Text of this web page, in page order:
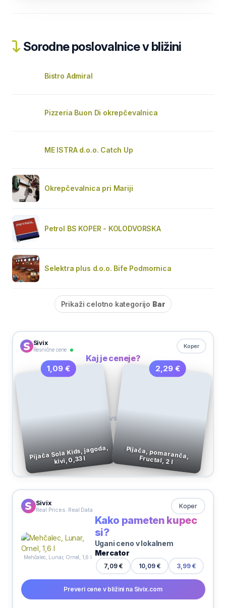
Sorodne poslovalnice v bližini
Bistro Admiral
Pizzeria Buon Di okrepčevalnica
ME ISTRA d.o.o. Catch Up
Okrepčevalnica pri Mariji
Petrol BS KOPER - KOLODVORSKA
Selektra plus d.o.o. Bife Podmornica
Prikaži celotno kategorijo Bar
Sivix
Resnične cene
Koper
Kaj je ceneje?
1,09 €
Pijača Sola Kids, jagoda,
kivi, 0,33 l
VS
2,29 €
Pijača, pomaranča,
Fructal, 2 l
Sivix
Real Prices. Real Data Koper
Mehčalec, Lunar, Ornel, 1,6 l
Kako pameten kupec
si?
Ugani ceno v lokalnem
Mercator
7,09 € 10,09 € 3,99 €
Preveri cene v bližini na Sivix.com